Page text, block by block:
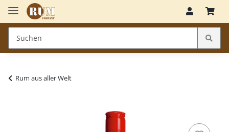
Rum aus aller Welt